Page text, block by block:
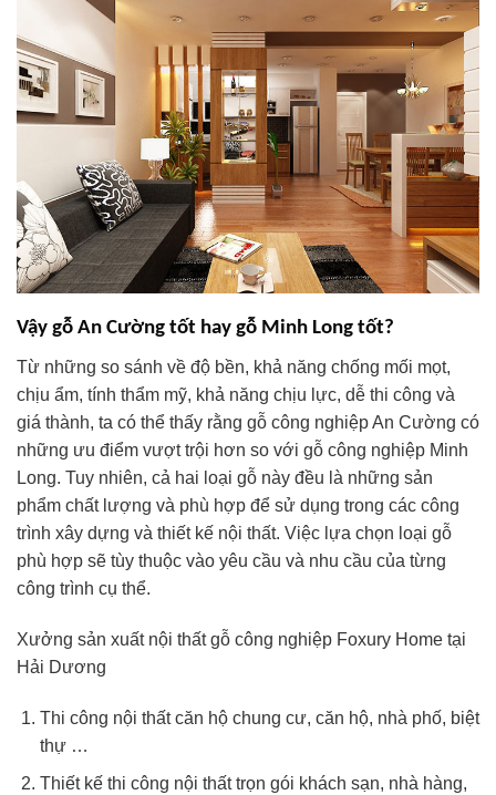
Vậy gỗ An Cường tốt hay gỗ Minh Long tốt?
Từ những so sánh về độ bền, khả năng chống mối mọt,
chịu ẩm, tính thẩm mỹ, khả năng chịu lực, dễ thi công và
giá thành, ta có thể thấy rằng gỗ công nghiệp An Cường có
những ưu điểm vượt trội hơn so với gỗ công nghiệp Minh
Long. Tuy nhiên, cả hai loại gỗ này đều là những sản
phẩm chất lượng và phù hợp để sử dụng trong các công
trình xây dựng và thiết kế nội thất. Việc lựa chọn loại gỗ
phù hợp sẽ tùy thuộc vào yêu cầu và nhu cầu của từng
công trình cụ thể.
Xưởng sản xuất nội thất gỗ công nghiệp Foxury Home tại
Hải Dương
Thi công nội thất căn hộ chung cư, căn hộ, nhà phố, biệt
thự …
Thiết kế thi công nội thất trọn gói khách sạn, nhà hàng,